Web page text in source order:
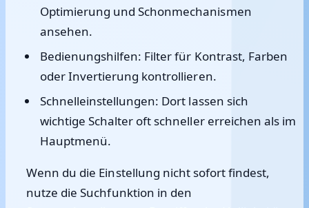
Optimierung und Schonmechanismen
ansehen.
Bedienungshilfen: Filter für Kontrast, Farben
oder Invertierung kontrollieren.
Schnelleinstellungen: Dort lassen sich
wichtige Schalter oft schneller erreichen als im
Hauptmenü.
Wenn du die Einstellung nicht sofort findest,
nutze die Suchfunktion in den